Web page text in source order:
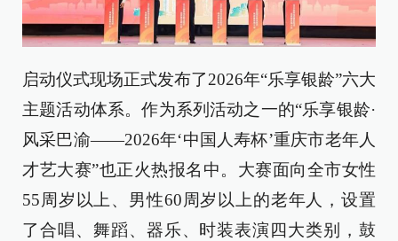
启动仪式现场正式发布了2026年“乐享银龄”六大
主题活动体系。作为系列活动之一的“乐享银龄·
风采巴渝——2026年‘中国人寿杯’重庆市老年人
才艺大赛”也正火热报名中。大赛面向全市女性
55周岁以上、男性60周岁以上的老年人，设置
了合唱、舞蹈、器乐、时装表演四大类别，鼓